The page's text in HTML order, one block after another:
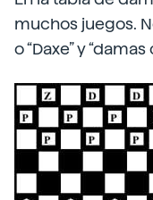
muchos juegos.
o “Daxe” y “damas